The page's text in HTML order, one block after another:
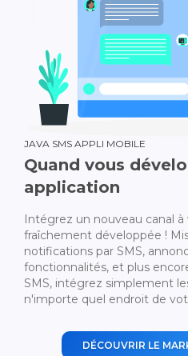
JAVA SMS APPLI MOBILE
Quand vous
application
Intégrez un nouveau canal
fraîchement développée !
notifications par SMS,
fonctionnalités, et plus
SMS, intégrez simplement
n'importe quel endroit de
DÉCOUVRIR LE